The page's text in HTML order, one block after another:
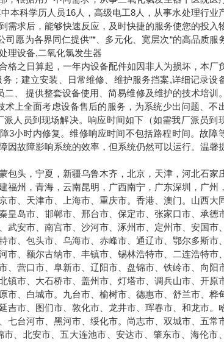
本科学历人员16人，高级电工8人，从事水处理行业
需求后，能够快速反应，及时快捷的服务使您的投入
愿为各界同仁提供“*、多元化、宽层次“的高品质服
理设备,二氧化氯发生器
格之日算起，一年内设备配件如因非人为损坏，本厂
；建立安装、日常维修、维护服务挡案,详细记录设
、
提供整套设备使用、简易维修及维护的技术培训
术上全面考虑设备售后的服务，为系统少出问题、不
人员到现场解决。响应时间如下（如需我厂派员到
3小时内修复。维修响应时间不包括路程时间。故障
因故障影响系统的效率，但系统仍然可以运行。温馨
包头，宁夏，新疆乌鲁木齐，北京，天津，河北石家
福州，青海，云南昆明，广西南宁，广东深圳，广州
市、天津市、上海市、重庆市。香港、澳门。山西大
皇岛市、邯郸市、邢台市、保定市、张家口市、承德
武安市、南宫市、沙河市、涿州市、定州市、安国市
市、包头市、乌海市、赤峰市、通辽市、鄂尔多斯市
市、额尔古纳市、丰镇市、锡林浩特市、二连浩特市
、营口市、阜新市、辽阳市、盘锦市、铁岭市、向阳
镇市、大石桥市、盖州市、灯塔市、调兵山市、开原
市、白城市。九台市、榆树市、德惠市、舒兰市、桦
吉市、图们市、敦化市、龙井市、珲春市、和龙市。
七台河市、黑河市、绥化市。尚志市、双城市、五常
、北安市、五大连池市、安达市、肇东市、海伦市